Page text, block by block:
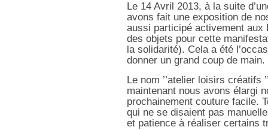
Le 14 Avril 2013, à la suite
avons fait une exposition de
aussi participé activement aux
des objets pour cette
la solidarité). Cela a été
donner un grand coup de main.
Le nom ’’atelier loisirs créatifs
maintenant nous avons élargi
prochainement couture facile.
qui ne se disaient pas
et patience à réaliser certains